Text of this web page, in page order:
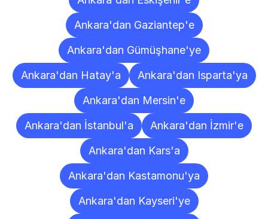
Ankara'dan Gaziantep'e
Ankara'dan Gümüşhane'ye
Ankara'dan Hatay'a
Ankara'dan Isparta'ya
Ankara'dan Mersin'e
Ankara'dan İstanbul'a
Ankara'dan İzmir'e
Ankara'dan Kars'a
Ankara'dan Kastamonu'ya
Ankara'dan Kayseri'ye